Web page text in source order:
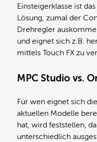
Einsteigerklasse ist
Lösung, zumal der
Drehregler
und eignet sich z.B.
mittels Touch FX zu
MPC Studio vs.
Für wen eignet sich
aktuellen Modelle
hat, wird feststellen,
unterschiedlich